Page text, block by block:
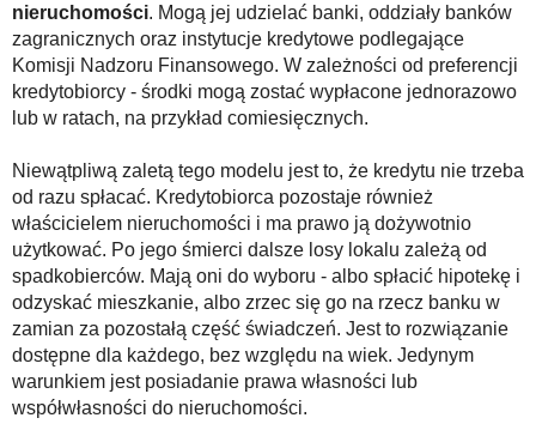
nieruchomości. Mogą jej udzielać banki, oddziały banków
zagranicznych oraz instytucje kredytowe podlegające
Komisji Nadzoru Finansowego. W zależności od preferencji
kredytobiorcy - środki mogą zostać wypłacone jednorazowo
lub w ratach, na przykład comiesięcznych.
Niewątpliwą zaletą tego modelu jest to, że kredytu nie trzeba
od razu spłacać. Kredytobiorca pozostaje również
właścicielem nieruchomości i ma prawo ją dożywotnio
użytkować. Po jego śmierci dalsze losy lokalu zależą od
spadkobierców. Mają oni do wyboru - albo spłacić hipotekę i
odzyskać mieszkanie, albo zrzec się go na rzecz banku w
zamian za pozostałą część świadczeń. Jest to rozwiązanie
dostępne dla każdego, bez względu na wiek. Jedynym
warunkiem jest posiadanie prawa własności lub
współwłasności do nieruchomości.